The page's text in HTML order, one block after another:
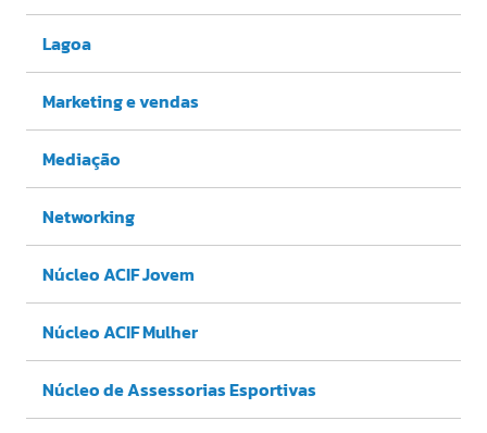
Lagoa
Marketing e vendas
Mediação
Networking
Núcleo ACIF Jovem
Núcleo ACIF Mulher
Núcleo de Assessorias Esportivas